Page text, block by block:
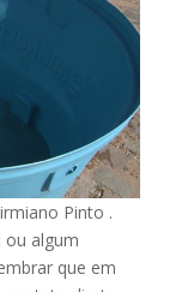
Pinto .
ou algum
que em